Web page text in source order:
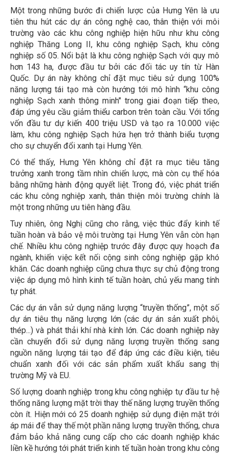
Một trong những bước đi chiến lược của Hưng Yên là ưu
tiên thu hút các dự án công nghệ cao, thân thiện với môi
trường vào các khu công nghiệp hiện hữu như khu công
nghiệp Thăng Long II, khu công nghiệp Sạch, khu công
nghiệp số 05. Nổi bật là khu công nghiệp Sạch với quy mô
hơn 143 ha, được đầu tư bởi các đối tác uy tín từ Hàn
Quốc. Dự án này không chỉ đặt mục tiêu sử dụng 100%
năng lượng tái tạo mà còn hướng tới mô hình “khu công
nghiệp Sạch xanh thông minh" trong giai đoạn tiếp theo,
đáp ứng yêu cầu giảm thiểu carbon trên toàn cầu. Với tổng
vốn đầu tư dự kiến 400 triệu USD và tạo ra 10.000 việc
làm, khu công nghiệp Sạch hứa hẹn trở thành biểu tượng
cho sự chuyển đổi xanh tại Hưng Yên.
Có thể thấy, Hưng Yên không chỉ đặt ra mục tiêu tăng
trưởng xanh trong tầm nhìn chiến lược, mà còn cụ thể hóa
bằng những hành động quyết liệt. Trong đó, việc phát triển
các khu công nghiệp xanh, thân thiện môi trường chính là
một trong những ưu tiên hàng đầu.
Tuy nhiên, ông Nghị cũng cho rằng, việc thúc đẩy kinh tế
tuần hoàn và bảo vệ môi trường tại Hưng Yên vẫn còn hạn
chế. Nhiều khu công nghiệp trước đây được quy hoạch đa
ngành, khiến việc kết nối cộng sinh công nghiệp gặp khó
khăn. Các doanh nghiệp cũng chưa thực sự chủ động trong
việc áp dụng mô hình kinh tế tuần hoàn, chủ yếu mang tính
tự phát.
Các dự án vẫn sử dụng năng lượng “truyền thống”, một số
dự án tiêu thụ năng lượng lớn (các dự án sản xuất phôi,
thép...) và phát thải khí nhà kính lớn. Các doanh nghiệp này
cần chuyển đổi sử dụng năng lượng truyền thống sang
nguồn năng lượng tái tạo để đáp ứng các điều kiện, tiêu
chuẩn xanh đối với các sản phẩm xuất khẩu sang thị
trường Mỹ và EU.
Số lượng doanh nghiệp trong khu công nghiệp tự đầu tư hệ
thống năng lượng mặt trời thay thế năng lượng truyền thống
còn ít. Hiện mới có 25 doanh nghiệp sử dụng điện mặt trới
áp mái để thay thế một phần năng lượng truyền thống, chưa
đảm bảo khả năng cung cấp cho các doanh nghiệp khác
liền kề hướng tới phát triển kinh tế tuần hoàn trong khu công